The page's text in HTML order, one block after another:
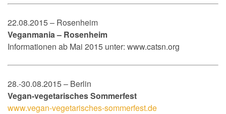
22.08.2015 – Rosenheim
Veganmania – Rosenheim
Informationen ab Mai 2015 unter: www.catsn.org
28.-30.08.2015 – Berlin
Vegan-vegetarisches Sommerfest
www.vegan-vegetarisches-sommerfest.de